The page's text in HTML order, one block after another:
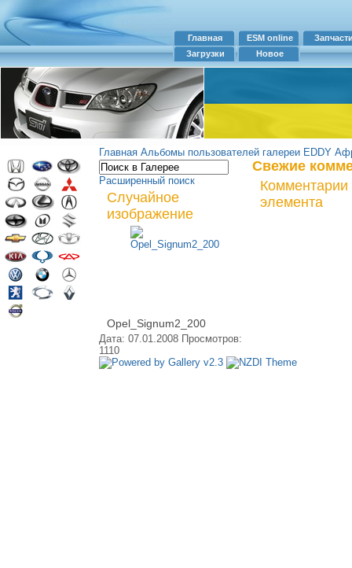
Главная ESM online
Загрузки
Новое
Главная Альбомы пользователей галереи EDDY
Расширенный поиск
Случайное
изображение
Opel_Signum2_200
Дата: 07.01.2008 Просмотров:
1110
Свежие
Комментарии
элемента